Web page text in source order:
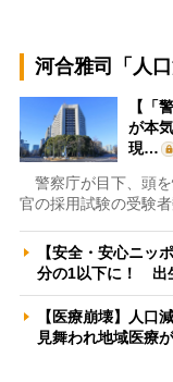
河合雅司「人
【「
が本
現…
警察庁が目下、頭を
官の採用試験の受験
【安全・安心ニッ
分の1以下に！ 出
【医療崩壊】人口
見舞われ地域医